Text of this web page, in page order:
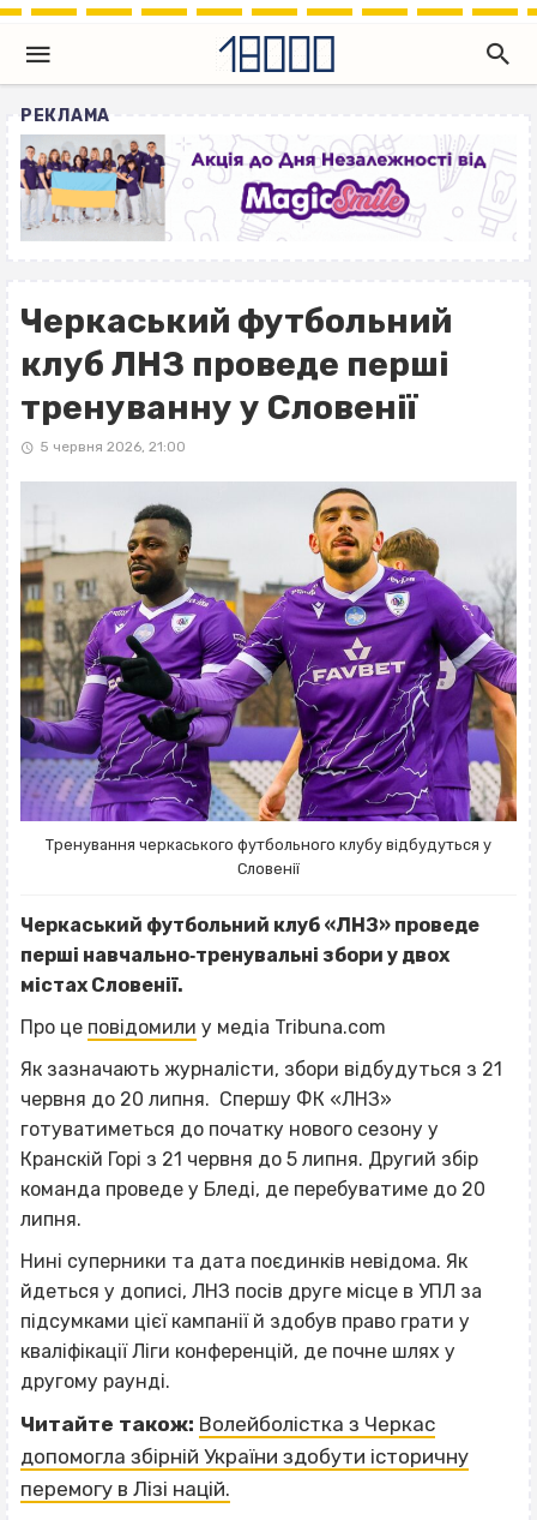
РЕКЛАМА
Черкаський футбольний
клуб ЛНЗ проведе перші
тренуванну у Словенії
5 червня 2026, 21:00
Тренування черкаського футбольного клубу відбудуться у
Словенії
Черкаський футбольний клуб «ЛНЗ» проведе
перші навчально‐тренувальні збори у двох
містах Словенії.
Про це повідомили у медіа Tribuna.com
Як зазначають журналісти, збори відбудуться з 21
червня до 20 липня. Спершу ФК «ЛНЗ»
готуватиметься до початку нового сезону у
Кранскій Горі з 21 червня до 5 липня. Другий збір
команда проведе у Бледі, де перебуватиме до 20
липня.
Нині суперники та дата поєдинків невідома. Як
йдеться у дописі, ЛНЗ посів друге місце в УПЛ за
підсумками цієї кампанії й здобув право грати у
кваліфікації Ліги конференцій, де почне шлях у
другому раунді.
Читайте також: Волейболістка з Черкас
допомогла збірній України здобути історичну
перемогу в Лізі націй.